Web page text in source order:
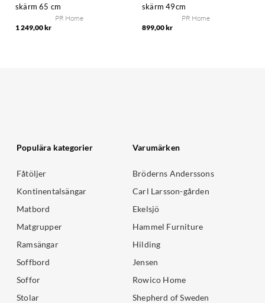
skärm 65 cm
PR Home
1 249,00 kr
skärm 49cm
PR Home
899,00 kr
Populära kategorier
Fåtöljer
Kontinentalsängar
Matbord
Matgrupper
Ramsängar
Soffbord
Soffor
Stolar
Varumärken
Bröderns Anderssons
Carl Larsson-gården
Ekelsjö
Hammel Furniture
Hilding
Jensen
Rowico Home
Shepherd of Sweden